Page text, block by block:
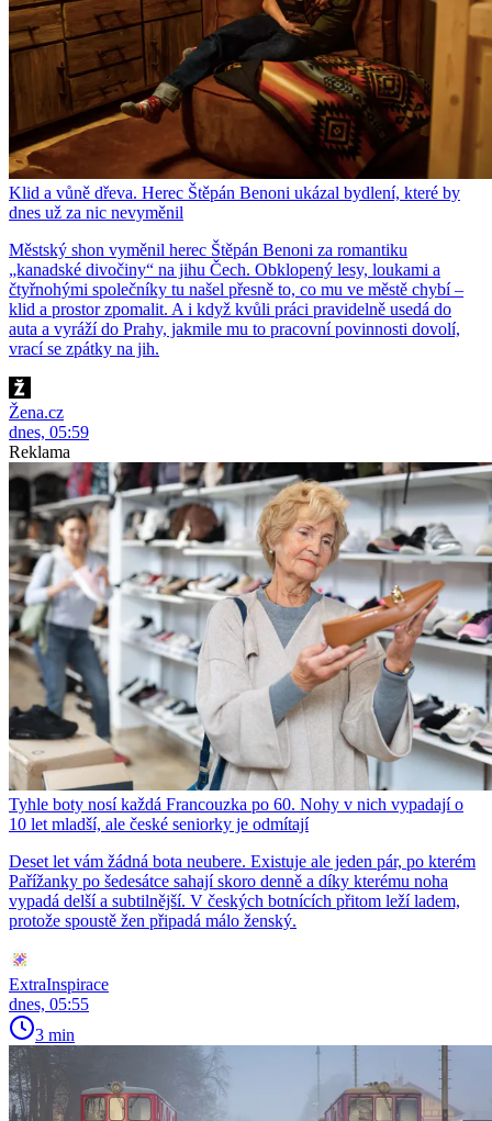
Klid a vůně dřeva. Herec Štěpán Benoni ukázal bydlení, které by
dnes už za nic nevyměnil
Městský shon vyměnil herec Štěpán Benoni za romantiku
„kanadské divočiny“ na jihu Čech. Obklopený lesy, loukami a
čtyřnohými společníky tu našel přesně to, co mu ve městě chybí –
klid a prostor zpomalit. A i když kvůli práci pravidelně usedá do
auta a vyráží do Prahy, jakmile mu to pracovní povinnosti dovolí,
vrací se zpátky na jih.
Žena.cz
dnes, 05:59
Reklama
Tyhle boty nosí každá Francouzka po 60. Nohy v nich vypadají o
10 let mladší, ale české seniorky je odmítají
Deset let vám žádná bota neubere. Existuje ale jeden pár, po kterém
Pařížanky po šedesátce sahají skoro denně a díky kterému noha
vypadá delší a subtilnější. V českých botnících přitom leží ladem,
protože spoustě žen připadá málo ženský.
ExtraInspirace
dnes, 05:55
3 min